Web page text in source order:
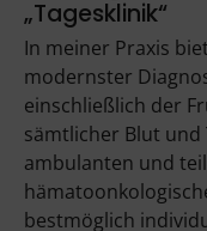
„Tagesklinik“
In meiner Praxis
modernster
einschließlich der
sämtlicher Blut
ambulanten und
bestmöglich